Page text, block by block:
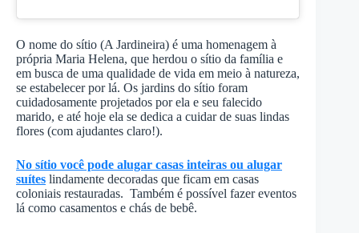
O nome do sítio (A Jardineira) é uma homenagem à
própria Maria Helena, que herdou o sítio da família e
em busca de uma qualidade de vida em meio à natureza,
se estabelecer por lá. Os jardins do sítio foram
cuidadosamente projetados por ela e seu falecido
marido, e até hoje ela se dedica a cuidar de suas lindas
flores (com ajudantes claro!).
No sítio você pode alugar casas inteiras ou alugar
suítes lindamente decoradas que ficam em casas
coloniais restauradas. Também é possível fazer eventos
lá como casamentos e chás de bebê.